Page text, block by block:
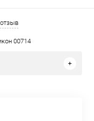
00714